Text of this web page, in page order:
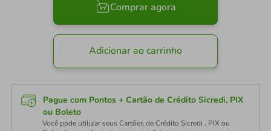
Comprar agora
Adicionar ao carrinho
Pague com Pontos + Cartão de Crédito Sicredi, PIX
ou Boleto
Você pode utilizar seus Cartões de Crédito Sicredi , PIX ou